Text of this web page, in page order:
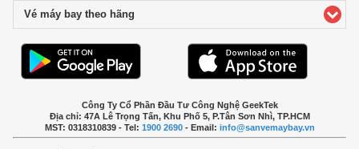
Vé máy bay theo hãng
Công Ty Cổ Phần Đầu Tư Công Nghệ GeekTek
Địa chỉ: 47A Lê Trọng Tấn, Khu Phố 5, P.Tân Sơn Nhì, TP.HCM
MST: 0318310839 - Tel: 1900 2690- Email: info@sanvemaybay.vn